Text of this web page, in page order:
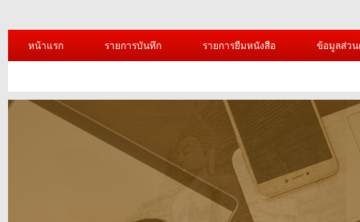
หน้าแรก รายการบันทึก รายการยืมหนังสือ ข้อมูลส่ว